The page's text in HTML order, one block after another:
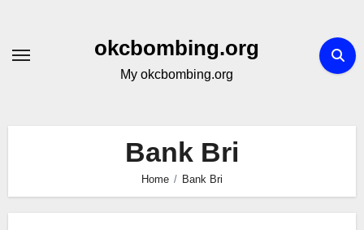
content
okcbombing.org
My okcbombing.org
Bank Bri
Home Bank Bri